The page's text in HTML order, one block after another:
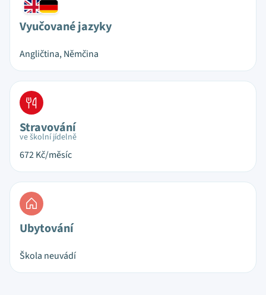
Vyučované jazyky
Angličtina, Němčina
Stravování
ve školní jídelně
672Kč/měsíc
Ubytování
Škola neuvádí